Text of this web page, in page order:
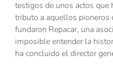
testigos de unos actos que
tributo a aquellos pioneros
fundaron Repacar, una
imposible entender la
ha concluido el director